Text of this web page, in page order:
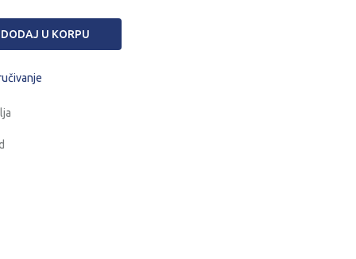
DODAJ U KORPU